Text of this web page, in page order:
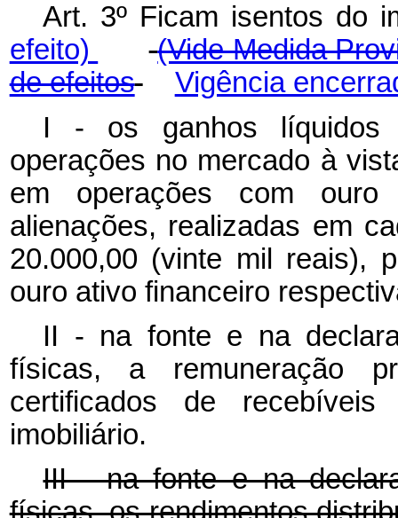
Art. 3º Ficam isentos
efeito)
(Vide Medida
de efeitos
Vigência
I - os ganhos líquidos
operações no mercado à
em operações com
alienações, realizadas em
20.000,00 (vinte mil reais),
ouro ativo financeiro
II - na fonte e na
físicas, a remuneração
certificados de recebíveis
imobiliário.
III - na fonte e na